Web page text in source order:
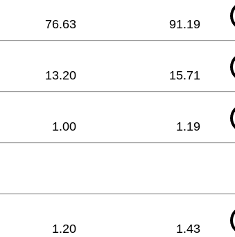
76.63 91.19
13.20 15.71
1.00 1.19
1.20 1.43